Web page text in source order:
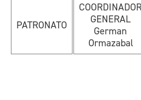
PATRONATO
COORDINADOR
GENERAL
German
Ormazabal